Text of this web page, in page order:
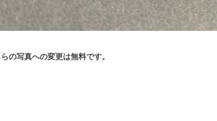
の写真への変更は無料です。